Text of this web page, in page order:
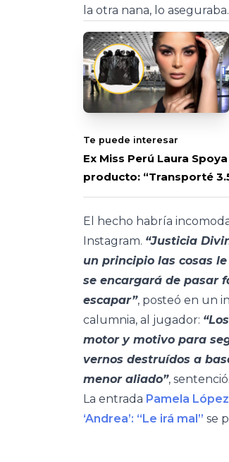
la otra nana, lo aseguraba.
Te puede interesar
Ex Miss Perú Laura
producto: “Transporté
El hecho habría
Instagram. “Justicia
un principio las cosas
se encargará de pasar
escapar”, posteó en un
calumnia, al jugador:
motor y motivo para
vernos destruídos a
menor aliado”, sentenció.
La entrada Pamela
‘Andrea’: “Le irá mal” se